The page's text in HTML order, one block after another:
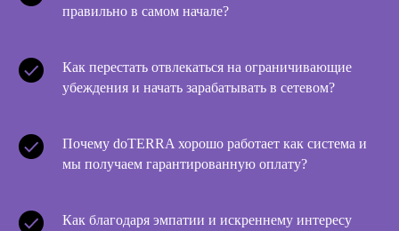
правильно в самом начале?
Как перестать отвлекаться на ограничивающие
убеждения и начать зарабатывать в сетевом?
Почему doTERRA хорошо работает как система и
мы получаем гарантированную оплату?
Как благодаря эмпатии и искреннему интересу